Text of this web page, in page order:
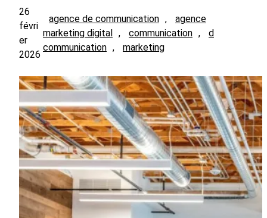
26
févri
er
2026
agence de communication ,
agence
marketing digital , communication ,
d
communication , marketing